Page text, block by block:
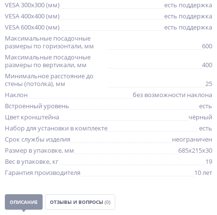
VESA 300x300 (мм)
есть поддержка
VESA 400x400 (мм)
есть поддержка
VESA 600x400 (мм)
есть поддержка
Максимальные посадочные
размеры по горизонтали, мм
600
Максимальные посадочные
размеры по вертикали, мм
400
Минимальное расстояние до
стены (потолка), мм
25
Наклон
без возможности наклона
Встроенный уровень
есть
Цвет кронштейна
чёрный
Набор для установки в комплекте
есть
Срок службы изделия
неограничен
Размер в упаковке, мм
685x215x30
Вес в упаковке, кг
19
Гарантия производителя
10 лет
ОПИСАНИЕ ОТЗЫВЫ И ВОПРОСЫ (0)